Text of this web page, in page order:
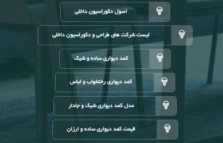
اصول دکوراسیون داخلی
لیست شرکت های طراحی و دکوراسیون داخلی
کمد دیواری ساده و شیک
کمد دیواری رختخواب و لباس
مدل کمد دیواری شیک و جادار
قیمت کمد دیواری ساده و ارزان